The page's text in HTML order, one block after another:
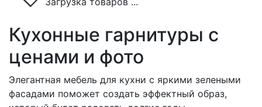
Кухонные гарнитуры с
ценами и фото
Элегантная мебель для кухни с яркими зелеными
фасадами поможет создать эффектный образ,